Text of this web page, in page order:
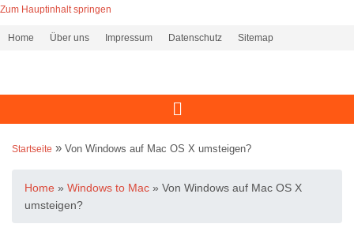
Zum Hauptinhalt springen
Home Über uns Impressum Datenschutz Sitemap
Startseite » Von Windows auf Mac OS X umsteigen?
Home » Windows to Mac » Von Windows auf Mac OS X
umsteigen?